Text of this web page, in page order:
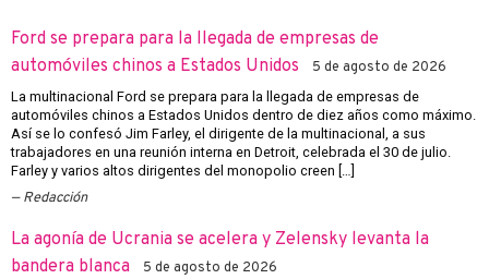
Ford se prepara para la llegada de empresas de
automóviles chinos a Estados Unidos
5 de agosto de 2026
La multinacional Ford se prepara para la llegada de empresas de
automóviles chinos a Estados Unidos dentro de diez años como máximo.
Así se lo confesó Jim Farley, el dirigente de la multinacional, a sus
trabajadores en una reunión interna en Detroit, celebrada el 30 de julio.
Farley y varios altos dirigentes del monopolio creen […]
Redacción
La agonía de Ucrania se acelera y Zelensky levanta la
bandera blanca
5 de agosto de 2026